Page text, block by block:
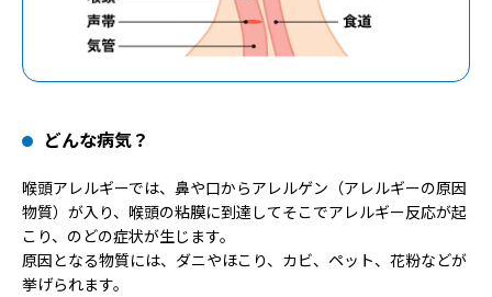
どんな病気？
喉頭アレルギーでは、鼻や口からアレルゲン（アレルギーの原因
物質）が入り、喉頭の粘膜に到達してそこでアレルギー反応が起
こり、のどの症状が生じます。
原因となる物質には、ダニやほこり、カビ、ペット、花粉などが
挙げられます。